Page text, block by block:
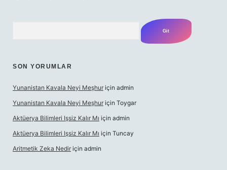
SON YORUMLAR
Yunanistan Kavala Neyi Meşhur için admin
Yunanistan Kavala Neyi Meşhur için Toygar
Aktüerya Bilimleri Işsiz Kalır Mı için admin
Aktüerya Bilimleri Işsiz Kalır Mı için Tuncay
Aritmetik Zeka Nedir için admin